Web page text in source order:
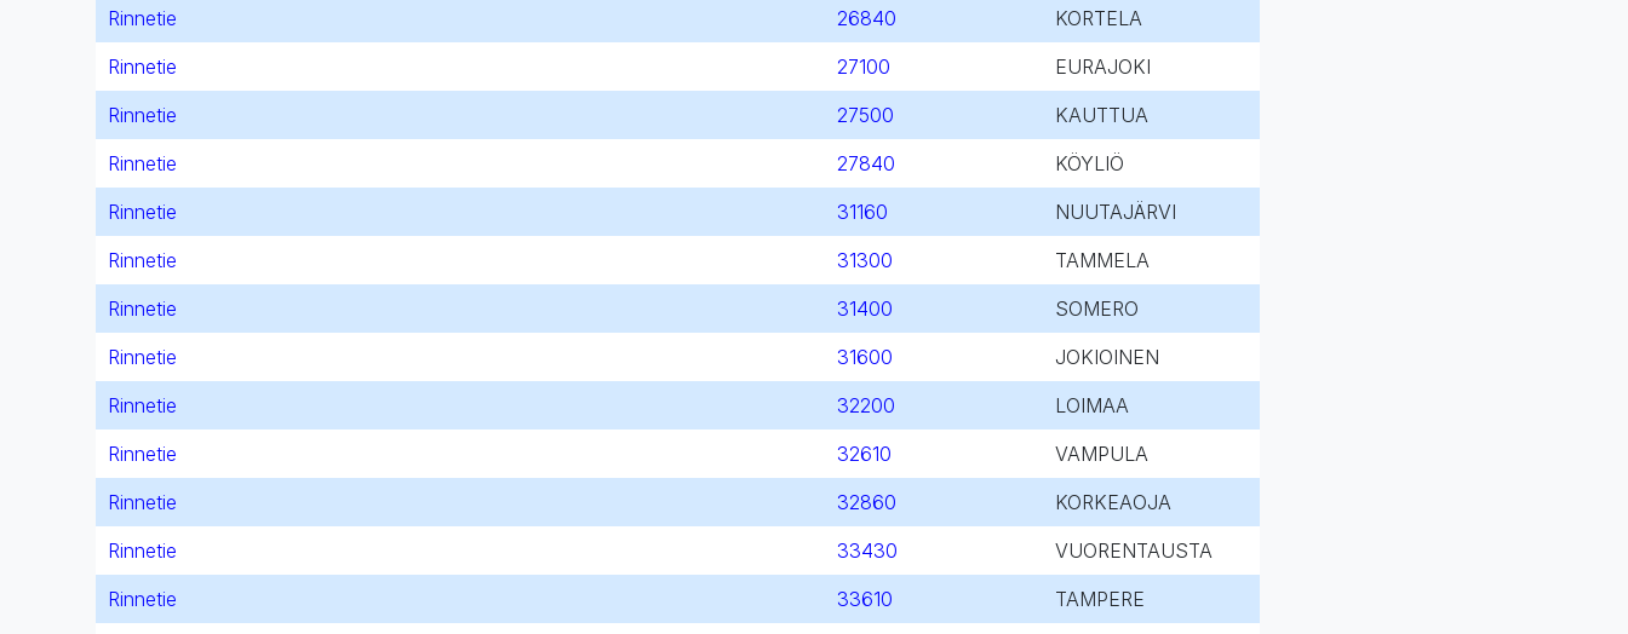
Rinnetie
26840
KORTELA
Rinnetie
27100
EURAJOKI
Rinnetie
27500
KAUTTUA
Rinnetie
27840
KÖYLIÖ
Rinnetie
31160
NUUTAJÄRVI
Rinnetie
31300
TAMMELA
Rinnetie
31400
SOMERO
Rinnetie
31600
JOKIOINEN
Rinnetie
32200
LOIMAA
Rinnetie
32610
VAMPULA
Rinnetie
32860
KORKEAOJA
Rinnetie
33430
VUORENTAUSTA
Rinnetie
33610
TAMPERE